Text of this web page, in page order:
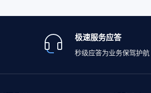
极速服务应答
秒级应答为业务保驾护航